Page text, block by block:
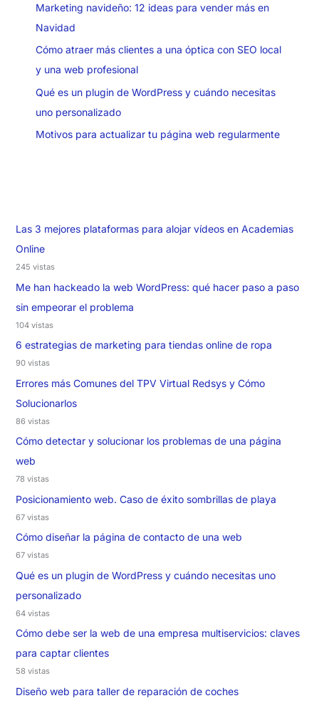
Marketing navideño: 12 ideas para vender más en
Navidad
Cómo atraer más clientes a una óptica con SEO local
y una web profesional
Qué es un plugin de WordPress y cuándo necesitas
uno personalizado
Motivos para actualizar tu página web regularmente
Las 3 mejores plataformas para alojar vídeos en Academias
Online
245 vistas
Me han hackeado la web WordPress: qué hacer paso a paso
sin empeorar el problema
104 vistas
6 estrategias de marketing para tiendas online de ropa
90 vistas
Errores más Comunes del TPV Virtual Redsys y Cómo
Solucionarlos
86 vistas
Cómo detectar y solucionar los problemas de una página
web
78 vistas
Posicionamiento web. Caso de éxito sombrillas de playa
67 vistas
Cómo diseñar la página de contacto de una web
67 vistas
Qué es un plugin de WordPress y cuándo necesitas uno
personalizado
64 vistas
Cómo debe ser la web de una empresa multiservicios: claves
para captar clientes
58 vistas
Diseño web para taller de reparación de coches